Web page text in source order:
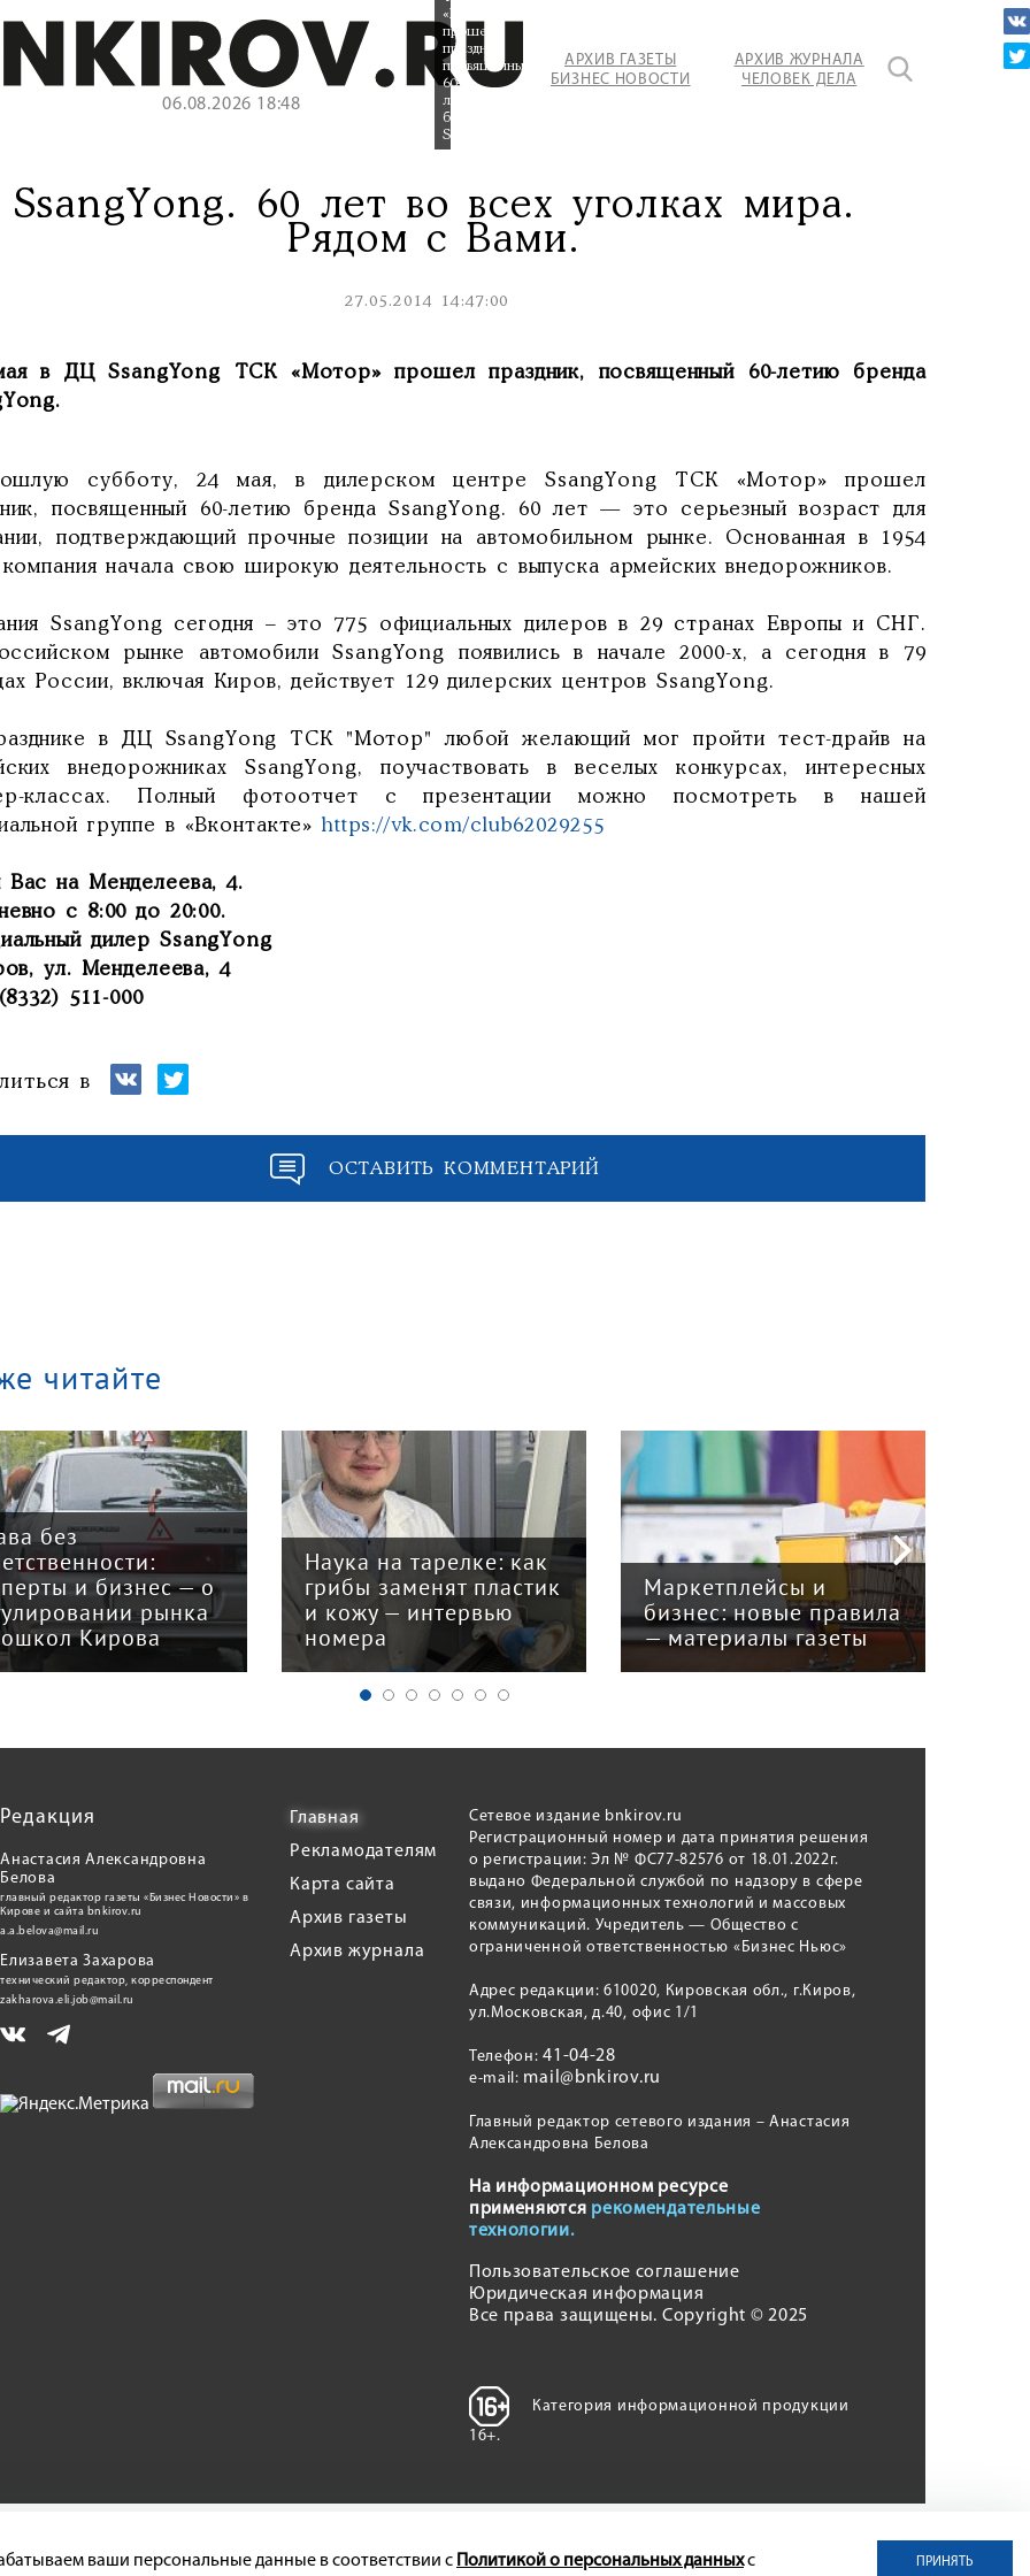
06.08.2026 18:48
АРХИВ ГАЗЕТЫ
БИЗНЕС НОВОСТИ
АРХИВ ЖУРНАЛА
ЧЕЛОВЕК ДЕЛА
«Мотор»
прошел
праздник,
посвященный
60-
летию
бренда
SsangYong
SsangYong. 60 лет во всех уголках мира.
Рядом с Вами.
27.05.2014 14:47:00
в ДЦ SsangYong ТСК «Мотор» прошел праздник, посвященный 60-летию бренда
субботу, 24 мая, в дилерском центре SsangYong ТСК «Мотор» прошел
посвященный 60-летию бренда SsangYong. 60 лет — это серьезный возраст для
подтверждающий прочные позиции на автомобильном рынке. Основанная в 1954
компания начала свою широкую деятельность с выпуска армейских внедорожников.
SsangYong сегодня – это 775 официальных дилеров в 29 странах Европы и СНГ.
рынке автомобили SsangYong появились в начале 2000-х, а сегодня в 79
России, включая Киров, действует 129 дилерских центров SsangYong.
в ДЦ SsangYong ТСК "Мотор" любой желающий мог пройти тест-драйв на
внедорожниках SsangYong, поучаствовать в веселых конкурсах, интересных
классах. Полный фотоотчет с презентации можно посмотреть в нашей
группе в «Вконтакте» https://vk.com/club62029255
на Менделеева, 4.
с 8:00 до 20:00.
дилер SsangYong
ул. Менделеева, 4
511-000
в
ОСТАВИТЬ КОММЕНТАРИЙ
читайте
без
и бизнес — о
рынка
Кирова
Наука на тарелке: как
грибы заменят пластик
и кожу — интервью
номера
Маркетплейсы и
бизнес: новые правила
— материалы газеты
Редакция
Анастасия Александровна
Белова
главный редактор газеты «Бизнес Новости» в
Кирове и сайта bnkirov.ru
a.a.belova@mail.ru
Елизавета Захарова
технический редактор, корреспондент
zakharova.eli.job@mail.ru
Главная
Рекламодателям
Карта сайта
Архив газеты
Архив журнала
Сетевое издание bnkirov.ru
Регистрационный номер и дата принятия решения
о регистрации: Эл № ФС77-82576 от 18.01.2022г.
выдано Федеральной службой по надзору в сфере
связи, информационных технологий и массовых
коммуникаций. Учредитель — Общество с
ограниченной ответственностью «Бизнес Ньюс»
Адрес редакции: 610020, Кировская обл., г.Киров,
ул.Московская, д.40, офис 1/1
Телефон:41-04-28
e-mail: mail@bnkirov.ru
Главный редактор сетевого издания – Анастасия
Александровна Белова
На информационном ресурсе
применяются рекомендательные
технологии.
Пользовательское соглашение
Юридическая информация
Все права защищены. Copyright © 2025
Категория информационной продукции
16+.
ваши персональные данные в соответствии с Политикой о персональных данныхс
ПРИНЯТЬ